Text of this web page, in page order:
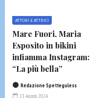
ATTORI E ATTRICI
Mare Fuori, Maria
Esposito in bikini
infiamma Instagram:
“La più bella”
Redazione Spetteguless
13 Agosto 2024